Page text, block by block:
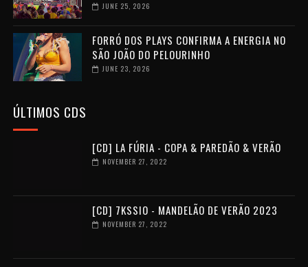
JUNE 25, 2026
FORRÓ DOS PLAYS CONFIRMA A ENERGIA NO
SÃO JOÃO DO PELOURINHO
JUNE 23, 2026
ÚLTIMOS CDS
[CD] LA FÚRIA - COPA & PAREDÃO & VERÃO
NOVEMBER 27, 2022
[CD] 7KSSIO - MANDELÃO DE VERÃO 2023
NOVEMBER 27, 2022